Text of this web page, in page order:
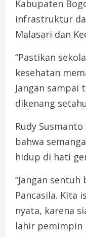
Kabupaten
infrastruktur
Malasari dan
“Pastikan
kesehatan
Jangan sampai
dikenang
Rudy
bahwa
hidup di hati
“Jangan
Pancasila. Kita
nyata, karena
lahir pemimpin